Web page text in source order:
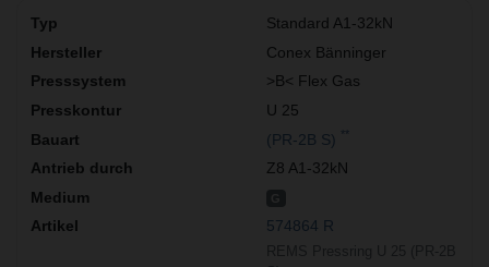
Standard A1-32kN
Conex Bänninger
>B< Flex Gas
U 25
(PR-2B S)
Z8 A1-32kN
574864 R